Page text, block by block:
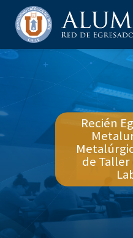
Recién
de